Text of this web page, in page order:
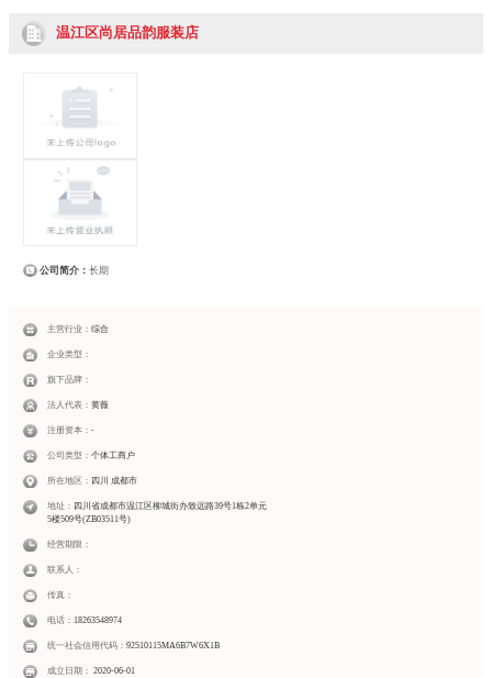
温江区尚居品韵服装店
公司简介：长期
主营行业： 综合
企业类型：
旗下品牌：
法人代表： 黄薇
注册资本： -
公司类型： 个体工商户
所在地区： 四川 成都市
地址： 四川省成都市温江区柳城街办致远路39号1栋2单元
5楼509号(ZB03511号)
经营期限：
联系人：
传真：
电话： 18263548974
统一社会信用代码： 92510115MA6B7W6X1B
成立日期： 2020-06-01